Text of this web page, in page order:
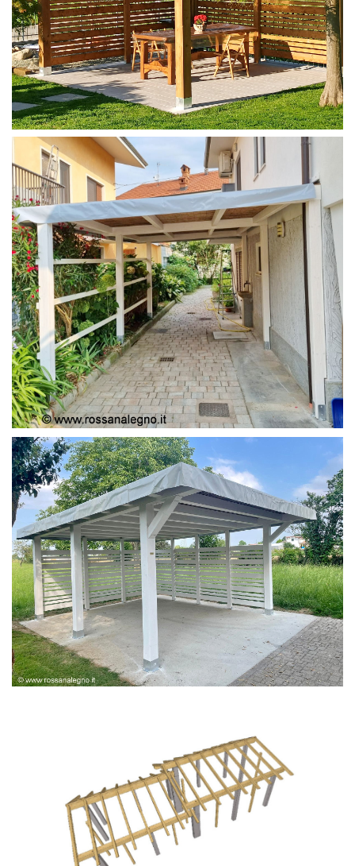
PERGOLA 4X4
PERGOLA COPERTURA MOBILE
PERGOLA BIANCA SPAZZOLATA